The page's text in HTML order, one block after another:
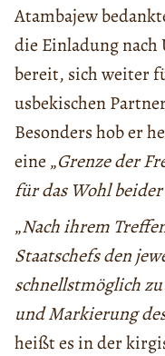
Atambajew
die Einladung
bereit, sich weiter
usbekischen
Besonders hob er
eine „Grenze der
für das Wohl
„Nach ihrem
Staatschefs den
schnellstmöglich
und Markierung
heißt es in der